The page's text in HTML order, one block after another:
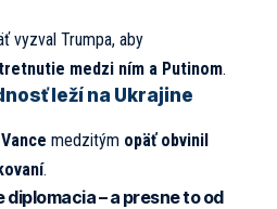
vyzval Trumpa, aby
medzi ním a Putinom.
leží na Ukrajine
medzitým opäť obvinil
.
diplomacia – a presne to od